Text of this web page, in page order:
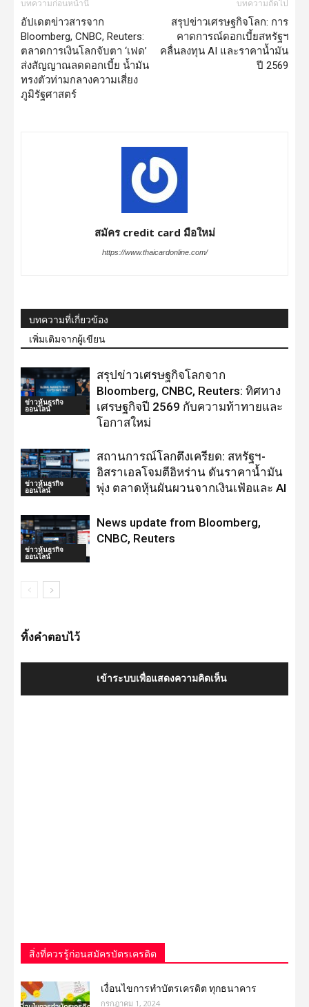
บทความก่อนหน้านี้
อัปเดตข่าวสารจาก
Bloomberg, CNBC, Reuters:
ตลาดการเงินโลกจับตา ‘เฟด’
ส่งสัญญาณลดดอกเบี้ย น้ำมัน
ทรงตัวท่ามกลางความเสี่ยง
ภูมิรัฐศาสตร์
บทความถัดไป
สรุปข่าวเศรษฐกิจโลก: การ
คาดการณ์ดอกเบี้ยสหรัฐฯ
คลื่นลงทุน AI และราคาน้ำมัน
ปี 2569
สมัคร credit card มือใหม่
https://www.thaicardonline.com/
บทความที่เกี่ยวข้อง
เพิ่มเติมจากผู้เขียน
ข่าวหุ้นธุรกิจ
ออนไลน์
สรุปข่าวเศรษฐกิจโลกจาก
Bloomberg, CNBC, Reuters: ทิศทาง
เศรษฐกิจปี 2569 กับความท้าทายและ
โอกาสใหม่
ข่าวหุ้นธุรกิจ
ออนไลน์
สถานการณ์โลกตึงเครียด: สหรัฐฯ-
อิสราเอลโจมตีอิหร่าน ดันราคาน้ำมัน
พุ่ง ตลาดหุ้นผันผวนจากเงินเฟ้อและ AI
ข่าวหุ้นธุรกิจ
ออนไลน์
News update from Bloomberg,
CNBC, Reuters
ทิ้งคำตอบไว้
เข้าระบบเพื่อแสดงความคิดเห็น
สิ่งที่ควรรู้ก่อนสมัครบัตรเครดิต
เงื่อนไขการทําบัตรเครดิต ทุกธนาคาร
กรกฎาคม 1, 2024